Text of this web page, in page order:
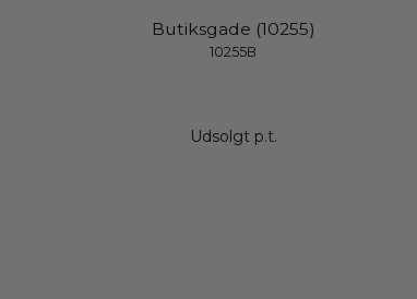
Butiksgade (10255)
10255B
Udsolgt p.t.